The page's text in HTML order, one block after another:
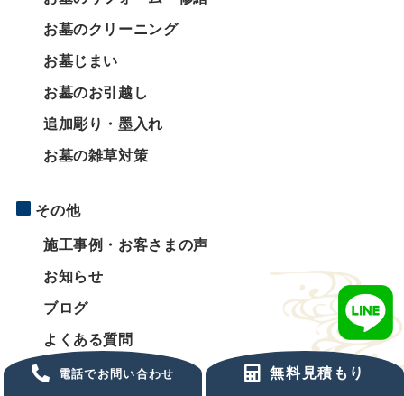
電話でお問い合わせ 無料見積もり
お墓のクリーニング
お墓じまい
お墓のお引越し
追加彫り・墨入れ
お墓の雑草対策
その他
施工事例・お客さまの声
お知らせ
ブログ
よくある質問
お問い合わせ